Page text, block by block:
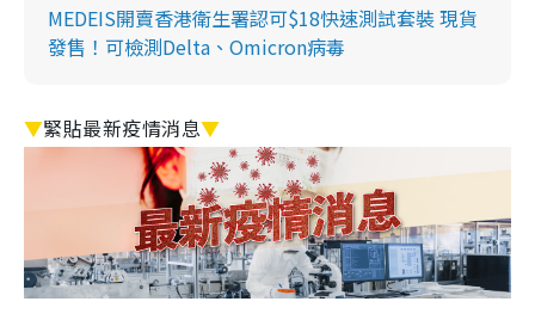
MEDEIS開賣香港衛生署認可$18快速測試套裝 現貨
發售！可檢測Delta、Omicron病毒
▼緊貼最新疫情消息▼